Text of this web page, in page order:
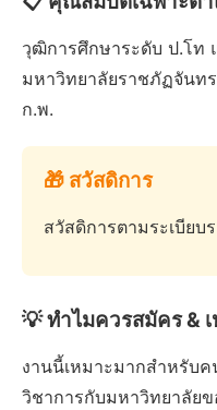
วุฒิการศึกษาระดับ ป.โท
มหาวิทยาลัยราชภัฏจันท
ก.พ.
🎁 สวัสดิการ
สวัสดิการตามระเบียบ
💡 ทำไมควรสมัคร &
งานนี้เหมาะมากสำหรับ
วิชาการกับมหาวิทยาลัย